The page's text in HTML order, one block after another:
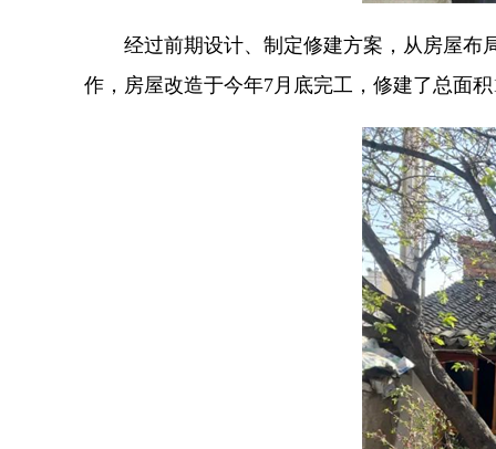
经过前期设计、制定修建方案，从房屋布
作，房屋改造于今年7月底完工，修建了总面